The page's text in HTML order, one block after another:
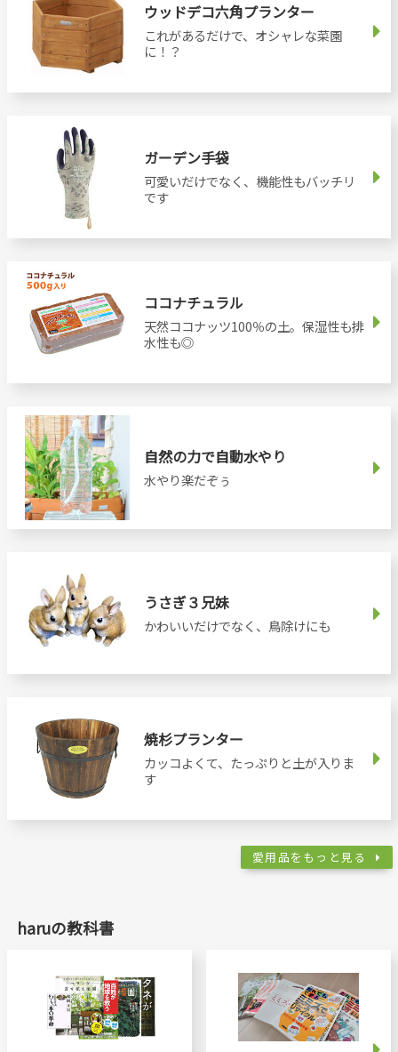
ウッドデコ六角プランター
これがあるだけで、オシャレな菜園
に！？
ガーデン手袋
可愛いだけでなく、機能性もバッチリ
です
ココナチュラル
天然ココナッツ100％の土。保湿性も排
水性も◎
自然の力で自動水やり
水やり楽だぞぅ
うさぎ３兄妹
かわいいだけでなく、鳥除けにも
焼杉プランター
カッコよくて、たっぷりと土が入りま
す
愛用品をもっと見る
haruの教科書